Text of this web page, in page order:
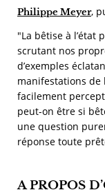
Philippe Meyer,
"La bêtise à l’état
scrutant nos
d’exemples
manifestations de
facilement
peut-on être si
une question
réponse toute
A PROPOS